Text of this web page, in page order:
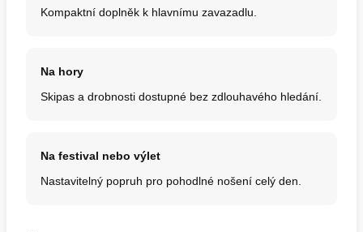
Kompaktní doplněk k hlavnímu zavazadlu.
Na hory
Skipas a drobnosti dostupné bez zdlouhavého hledání.
Na festival nebo výlet
Nastavitelný popruh pro pohodlné nošení celý den.